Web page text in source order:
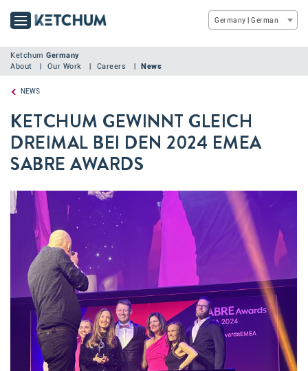
Germany | German
Ketchum Germany
About
Our Work Careers News
NEWS
KETCHUM GEWINNT GLEICH
DREIMAL BEI DEN 2024 EMEA
SABRE AWARDS